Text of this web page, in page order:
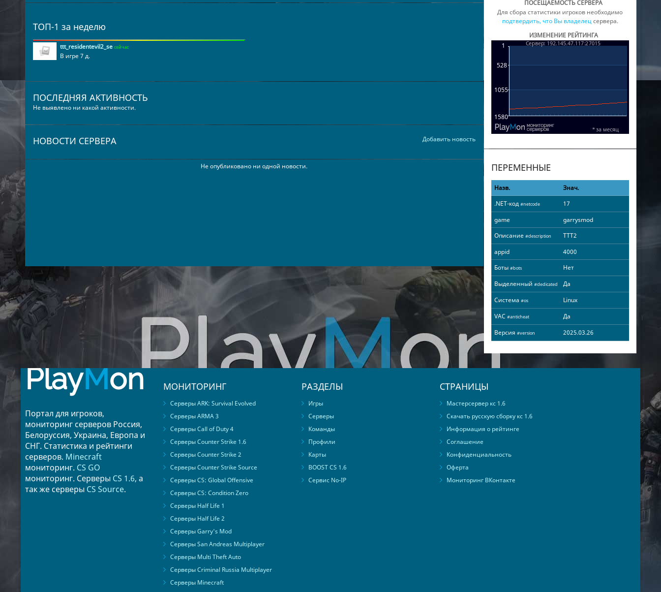
ТОП-1 за неделю
ttt_residentevil2_se сейчас
В игре 7 д.
ПОСЛЕДНЯЯ АКТИВНОСТЬ
Не выявлено ни какой активности.
Добавить новость
НОВОСТИ СЕРВЕРА
Не опубликовано ни одной новости.
ПОСЕЩАЕМОСТЬ СЕРВЕРА
Для сбора статистики игроков необходимо
подтвердить, что Вы владелецсервера.
ИЗМЕНЕНИЕ РЕЙТИНГА
ПЕРЕМЕННЫЕ
Назв.
Знач.
.NET-код #netcode
17
game
garrysmod
Описание #description
TTT2
appid
4000
Боты #bots
Нет
Выделенный #dedicated
Да
Система #os
Linux
VAC #anticheat
Да
Версия #version 2025.03.26
PlayMon
Портал для игроков,
мониторинг серверов Россия,
Белоруссия, Украина, Европа и
СНГ. Статистика и рейтинги
серверов. Minecraft
мониторинг. CS GO
мониторинг. Серверы CS 1.6, а
так же серверы CS Source.
МОНИТОРИНГ
Серверы ARK: Survival Evolved
Серверы ARMA 3
Серверы Call of Duty 4
Серверы Counter Strike 1.6
Серверы Counter Strike 2
Серверы Counter Strike Source
Серверы CS: Global Offensive
Серверы CS: Condition Zero
Серверы Half Life 1
Серверы Half Life 2
Серверы Garry's Mod
Серверы San Andreas Multiplayer
Серверы Multi Theft Auto
Серверы Criminal Russia Multiplayer
Серверы Minecraft
РАЗДЕЛЫ
Игры
Серверы
Команды
Профили
Карты
BOOST CS 1.6
Сервис No-IP
СТРАНИЦЫ
Мастерсервер кс 1.6
Скачать русскую сборку кс 1.6
Информация о рейтинге
Соглашение
Конфиденциальность
Оферта
Мониторинг ВКонтакте